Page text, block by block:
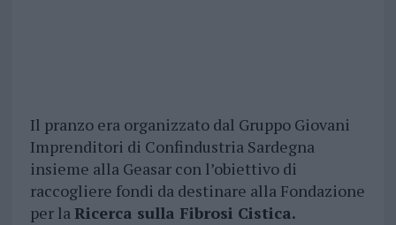
Il pranzo era organizzato dal Gruppo Giovani
Imprenditori di Confindustria Sardegna
insieme alla Geasar con l’obiettivo di
raccogliere fondi da destinare alla Fondazione
per laRicerca sulla Fibrosi Cistica.